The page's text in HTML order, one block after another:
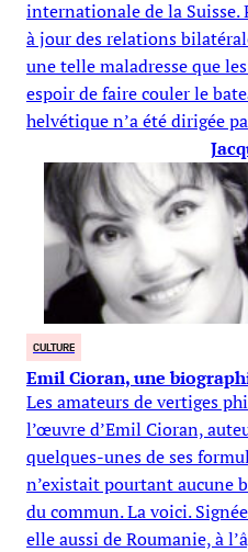
internationale de la Suisse.
à jour des relations
une telle maladresse que
espoir de faire couler le
helvétique n’a été dirigée
CULTURE
Emil Cioran, une
Les amateurs de vertiges
l’œuvre d’Emil Cioran,
quelques-unes de ses
n’existait pourtant aucune
du commun. La voici.
elle aussi de Roumanie, à